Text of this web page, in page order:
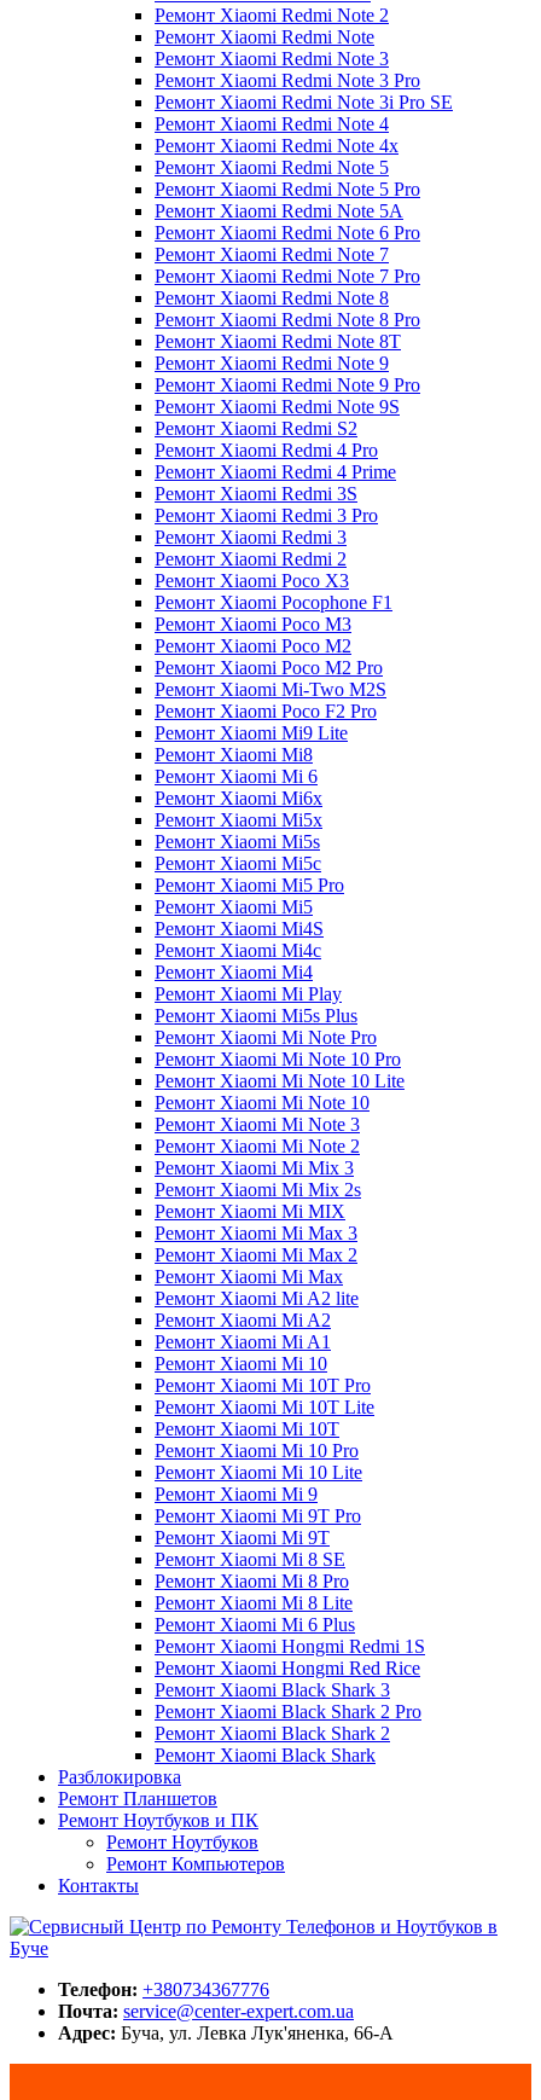
Ремонт Xiaomi Redmi Note 2
Ремонт Xiaomi Redmi Note
Ремонт Xiaomi Redmi Note 3
Ремонт Xiaomi Redmi Note 3 Pro
Ремонт Xiaomi Redmi Note 3i Pro SE
Ремонт Xiaomi Redmi Note 4
Ремонт Xiaomi Redmi Note 4x
Ремонт Xiaomi Redmi Note 5
Ремонт Xiaomi Redmi Note 5 Pro
Ремонт Xiaomi Redmi Note 5A
Ремонт Xiaomi Redmi Note 6 Pro
Ремонт Xiaomi Redmi Note 7
Ремонт Xiaomi Redmi Note 7 Pro
Ремонт Xiaomi Redmi Note 8
Ремонт Xiaomi Redmi Note 8 Pro
Ремонт Xiaomi Redmi Note 8T
Ремонт Xiaomi Redmi Note 9
Ремонт Xiaomi Redmi Note 9 Pro
Ремонт Xiaomi Redmi Note 9S
Ремонт Xiaomi Redmi S2
Ремонт Xiaomi Redmi 4 Pro
Ремонт Xiaomi Redmi 4 Prime
Ремонт Xiaomi Redmi 3S
Ремонт Xiaomi Redmi 3 Pro
Ремонт Xiaomi Redmi 3
Ремонт Xiaomi Redmi 2
Ремонт Xiaomi Poco X3
Ремонт Xiaomi Pocophone F1
Ремонт Xiaomi Poco M3
Ремонт Xiaomi Poco M2
Ремонт Xiaomi Poco M2 Pro
Ремонт Xiaomi Mi-Two M2S
Ремонт Xiaomi Poco F2 Pro
Ремонт Xiaomi Mi9 Lite
Ремонт Xiaomi Mi8
Ремонт Xiaomi Mi 6
Ремонт Xiaomi Mi6x
Ремонт Xiaomi Mi5x
Ремонт Xiaomi Mi5s
Ремонт Xiaomi Mi5c
Ремонт Xiaomi Mi5 Pro
Ремонт Xiaomi Mi5
Ремонт Xiaomi Mi4S
Ремонт Xiaomi Mi4c
Ремонт Xiaomi Mi4
Ремонт Xiaomi Mi Play
Ремонт Xiaomi Mi5s Plus
Ремонт Xiaomi Mi Note Pro
Ремонт Xiaomi Mi Note 10 Pro
Ремонт Xiaomi Mi Note 10 Lite
Ремонт Xiaomi Mi Note 10
Ремонт Xiaomi Mi Note 3
Ремонт Xiaomi Mi Note 2
Ремонт Xiaomi Mi Mix 3
Ремонт Xiaomi Mi Mix 2s
Ремонт Xiaomi Mi MIX
Ремонт Xiaomi Mi Max 3
Ремонт Xiaomi Mi Max 2
Ремонт Xiaomi Mi Max
Ремонт Xiaomi Mi A2 lite
Ремонт Xiaomi Mi A2
Ремонт Xiaomi Mi A1
Ремонт Xiaomi Mi 10
Ремонт Xiaomi Mi 10T Pro
Ремонт Xiaomi Mi 10T Lite
Ремонт Xiaomi Mi 10T
Ремонт Xiaomi Mi 10 Pro
Ремонт Xiaomi Mi 10 Lite
Ремонт Xiaomi Mi 9
Ремонт Xiaomi Mi 9T Pro
Ремонт Xiaomi Mi 9T
Ремонт Xiaomi Mi 8 SE
Ремонт Xiaomi Mi 8 Pro
Ремонт Xiaomi Mi 8 Lite
Ремонт Xiaomi Mi 6 Plus
Ремонт Xiaomi Hongmi Redmi 1S
Ремонт Xiaomi Hongmi Red Rice
Ремонт Xiaomi Black Shark 3
Ремонт Xiaomi Black Shark 2 Pro
Ремонт Xiaomi Black Shark 2
Ремонт Xiaomi Black Shark
Разблокировка
Ремонт Планшетов
Ремонт Ноутбуков и ПК
Ремонт Ноутбуков
Ремонт Компьютеров
Контакты
Сервисный Центр по Ремонту Телефонов и Ноутбуков в Буче
Center-Expert.com.ua
Телефон: +380734367776
Почта: service@center-expert.com.ua
Адрес: Буча, ул. Левка Лук'яненка, 66-А